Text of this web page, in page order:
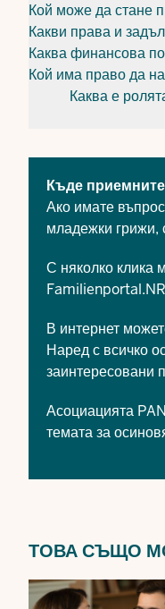
Кой може да стане
Какви права и
Каква финансова
Кой има право да
Каква е
Къде
Ако имате
младежки грижи,
С няколко клика
В интернет
Наред с всичко
заинтересовани
Асоциацията
темата за
ТОВА СЪЩО